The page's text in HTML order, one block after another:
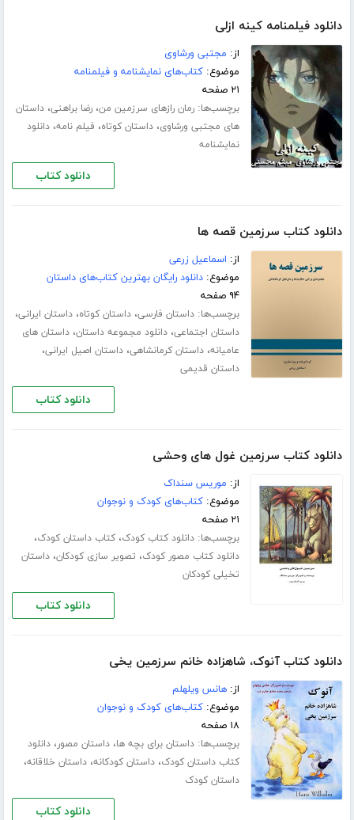
دانلود فیلمنامه کینه ازلی
از: مجتبی ورشاوی
موضوع:کتاب‌های نمایشنامه و فیلمنامه
۲۱ صفحه
برچسب‌ها:رمان رازهای سرزمین من،رضا براهنی،داستان
های مجتبی ورشاوی،داستان کوتاه، فیلم نامه،دانلود
نمایشنامه
دانلود کتاب
دانلود کتاب سرزمین قصه ها
از: اسماعیل زرعی
موضوع:دانلود رایگان بهترین کتاب‌های داستان
۹۴ صفحه
برچسب‌ها:داستان فارسی،داستان کوتاه،داستان ایرانی،
داستان اجتماعی،دانلود مجموعه داستان،داستان های
عامیانه،داستان کرمانشاهی،داستان اصیل ایرانی،
داستان قدیمی
دانلود کتاب
دانلود کتاب سرزمین غول های وحشی
از: موریس سنداک
موضوع:کتاب‌های کودک و نوجوان
۲۱ صفحه
برچسب‌ها:دانلود کتاب کودک،کتاب داستان کودک،
دانلود کتاب مصور کودک، تصویر سازی کودکان،داستان
تخیلی کودکان
دانلود کتاب
دانلود کتاب آنوک، شاهزاده خانم سرزمین یخی
از:هانس ویلهلم
موضوع:کتاب‌های کودک و نوجوان
۱۸ صفحه
برچسب‌ها:داستان برای بچه ها،داستان مصور،دانلود
کتاب داستان کودک،داستان کودکانه،داستان خلاقانه،
داستان کودک
دانلود کتاب